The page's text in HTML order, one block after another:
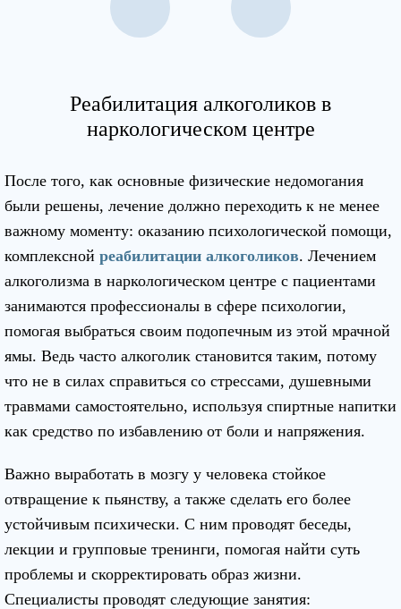
Реабилитация алкоголиков в
наркологическом центре
После того, как основные физические недомогания
были решены, лечение должно переходить к не менее
важному моменту: оказанию психологической помощи,
комплексной реабилитации алкоголиков. Лечением
алкоголизма в наркологическом центре с пациентами
занимаются профессионалы в сфере психологии,
помогая выбраться своим подопечным из этой мрачной
ямы. Ведь часто алкоголик становится таким, потому
что не в силах справиться со стрессами, душевными
травмами самостоятельно, используя спиртные напитки
как средство по избавлению от боли и напряжения.
Важно выработать в мозгу у человека стойкое
отвращение к пьянству, а также сделать его более
устойчивым психически. С ним проводят беседы,
лекции и групповые тренинги, помогая найти суть
проблемы и скорректировать образ жизни.
Специалисты проводят следующие занятия: